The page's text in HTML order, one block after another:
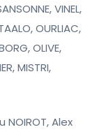
VINEL,
OURLIAC,
OLIVE,
MISTRI,
NOIROT, Alex